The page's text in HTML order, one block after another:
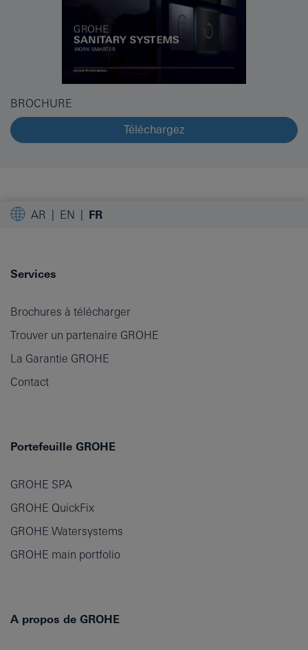
BROCHURE
Téléchargez
AR EN FR
Services
Brochures à télécharger
Trouver un partenaire GROHE
La Garantie GROHE
Contact
Portefeuille GROHE
GROHE SPA
GROHE QuickFix
GROHE Watersystems
GROHE main portfolio
A propos de GROHE